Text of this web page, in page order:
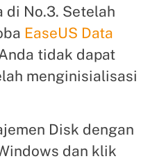
di No.3. Setelah
EaseUS Data
tidak dapat
menginisialisasi
Disk dengan
dan klik